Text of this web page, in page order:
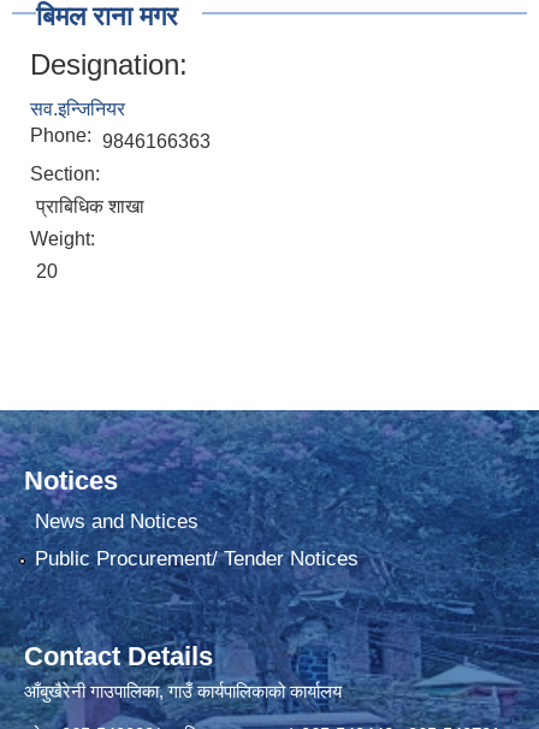
बिमल राना मगर
Designation:
सव.इन्जिनियर
Phone: 9846166363
Section:
प्राबिधिक शाखा
Weight:
20
Notices
News and Notices
Public Procurement/ Tender Notices
Contact Details
आँबुखैरेनी गाउपालिका, गाउँ कार्यपालिकाको कार्यालय